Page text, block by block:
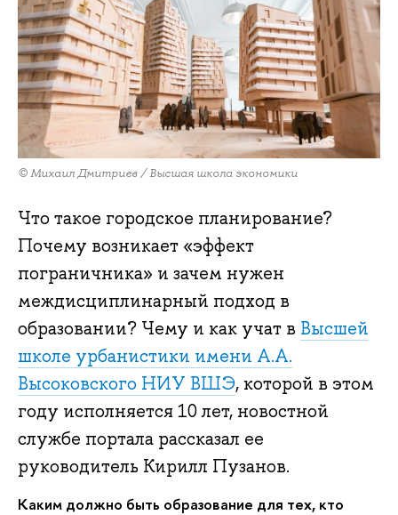
© Михаил Дмитриев / Высшая школа экономики
Что такое городское планирование?
Почему возникает «эффект
пограничника» и зачем нужен
междисциплинарный подход в
образовании? Чему и как учат в Высшей
школе урбанистики имени А.А.
Высоковского НИУ ВШЭ, которой в этом
году исполняется 10 лет, новостной
службе портала рассказал ее
руководитель Кирилл Пузанов.
Каким должно быть образование для тех, кто